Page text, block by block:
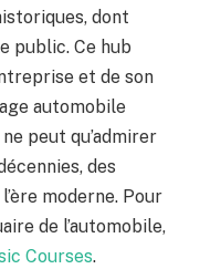
dont
public. Ce hub
et de son
automobile
peut qu’admirer
des
moderne. Pour
de l’automobile,
Courses.